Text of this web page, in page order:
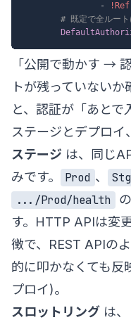
-
!Ref
# 既定で全ルー
「公開で動かす →
トが残っていない
と、認証が「あとで
ステージとデプロ
ステージ は、同じ
みです。
Prod 、 Stg
.../Prod/health
す。HTTP APIは変
徴で、REST APIの
的に叩かなくても反
プロイ)。
スロットリング は